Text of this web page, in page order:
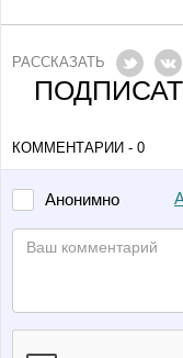
РАССКАЗАТЬ
КОММЕНТАРИИ - 0
Анонимно